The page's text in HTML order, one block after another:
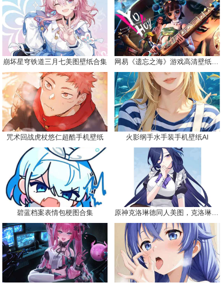
崩坏星穹铁道三月七美图壁纸合集 网易《遗忘之海》游戏高清壁纸精选
咒术回战虎杖悠仁超酷手机壁纸 火影纲手水手装手机壁纸AI
碧蓝档案表情包梗图合集